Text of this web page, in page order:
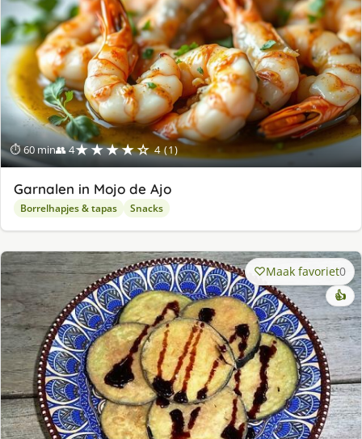
⏱ 60 min👥 4★★★★☆ 4 (1)
Garnalen in Mojo de Ajo
Borrelhapjes & tapas Snacks
Maak favoriet0
👍